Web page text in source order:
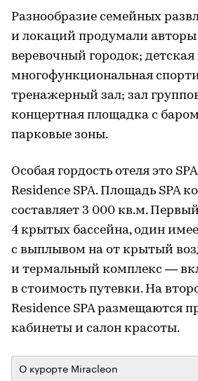
Разнообразие семейных
и локаций продумали авторы
веревочный городок;
многофункциональная
тренажерный зал; зал
концертная площадка с
парковые зоны.
Особая гордость отеля это
Residence SPA. Площадь SPA
составляет 3 000 кв.м.
4 крытых бассейна, один
с выплывом на от крытый
и термальный комплекс —
в стоимость путевки. На
Residence SPA размещаются
кабинеты и салон красоты.
О курорте Miracleon